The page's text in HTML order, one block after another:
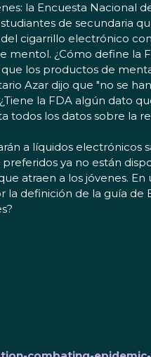
la Encuesta Nacional
de secundaria
cigarrillo electrónico
¿Cómo define la
los productos de
Azar dijo que "no se
la FDA algún dato
todos los datos sobre la
a líquidos electrónicos
ya no están
atraen a los jóvenes.
de la guía de